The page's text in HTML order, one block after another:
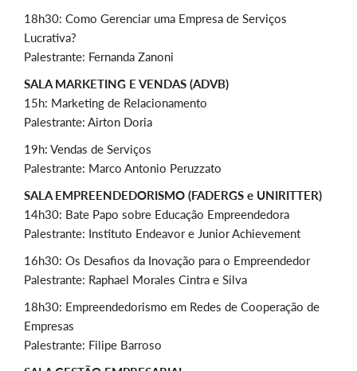
18h30: Como Gerenciar uma Empresa de Serviços
Lucrativa?
Palestrante: Fernanda Zanoni
SALA MARKETING E VENDAS (ADVB)
15h: Marketing de Relacionamento
Palestrante: Airton Doria
19h: Vendas de Serviços
Palestrante: Marco Antonio Peruzzato
SALA EMPREENDEDORISMO (FADERGS e UNIRITTER)
14h30: Bate Papo sobre Educação Empreendedora
Palestrante: Instituto Endeavor e Junior Achievement
16h30: Os Desafios da Inovação para o Empreendedor
Palestrante: Raphael Morales Cintra e Silva
18h30: Empreendedorismo em Redes de Cooperação de
Empresas
Palestrante: Filipe Barroso